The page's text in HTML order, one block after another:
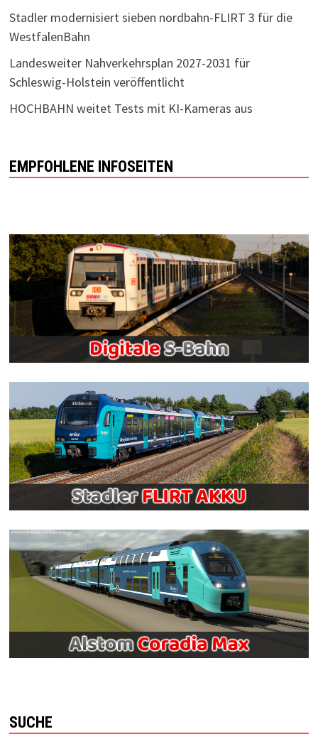
Stadler modernisiert sieben nordbahn-FLIRT 3 für die
WestfalenBahn
Landesweiter Nahverkehrsplan 2027-2031 für
Schleswig-Holstein veröffentlicht
HOCHBAHN weitet Tests mit KI-Kameras aus
EMPFOHLENE INFOSEITEN
SUCHE